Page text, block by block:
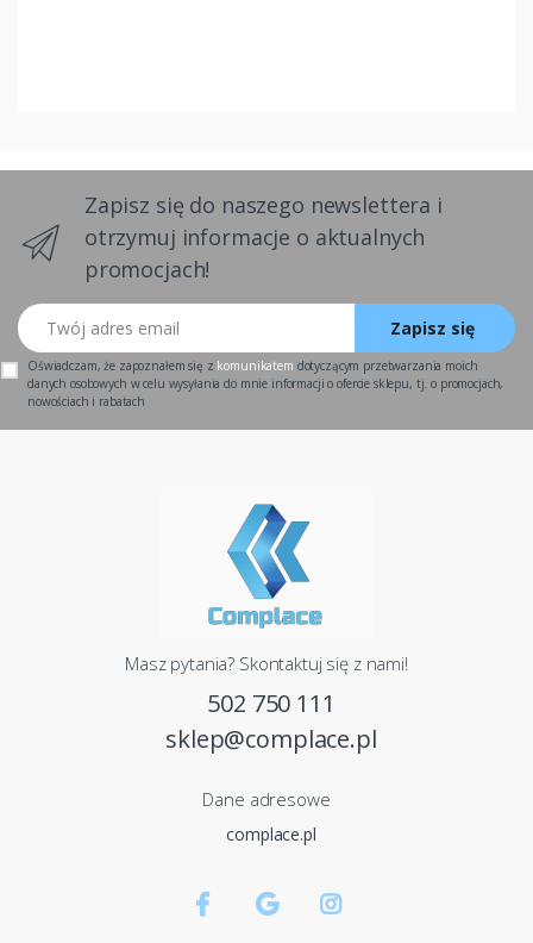
Zapisz się do naszego newslettera i
otrzymuj informacje o aktualnych
promocjach!
Twój adres email
Zapisz się
Oświadczam, że zapoznałem się z komunikatem dotyczącym przetwarzania moich
danych osobowych w celu wysyłania do mnie informacji o ofercie sklepu, tj. o promocjach,
nowościach i rabatach
Masz pytania? Skontaktuj się z nami!
502 750 111
sklep@complace.pl
Dane adresowe
complace.pl